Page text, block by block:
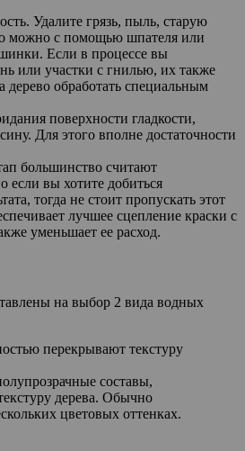
Удалите грязь, пыль, старую
можно с помощью шпателя или
Если в процессе вы
или участки с гнилью, их также
дерево обработать специальным
поверхности гладкости,
Для этого вполне достаточности
большинство считают
если вы хотите добиться
тогда не стоит пропускать этот
лучшее сцепление краски с
уменьшает ее расход.
на выбор 2 вида водных
перекрывают текстуру
составы,
дерева. Обычно
цветовых оттенках.